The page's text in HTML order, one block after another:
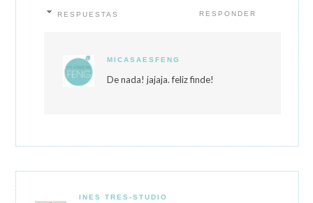
RESPONDER
RESPUESTAS
MICASAESFENG
De nada! jajaja. feliz finde!
INES TRES-STUDIO